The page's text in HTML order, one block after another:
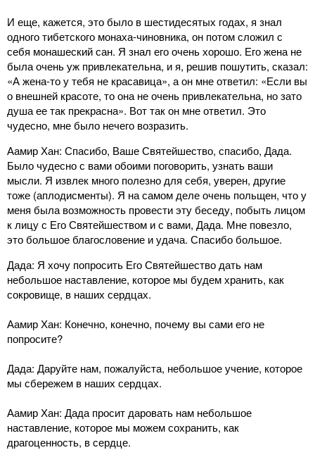
И еще, кажется, это было в шестидесятых годах, я знал
одного тибетского монаха-чиновника, он потом сложил с
себя монашеский сан. Я знал его очень хорошо. Его жена не
была очень уж привлекательна, и я, решив пошутить, сказал:
«А жена-то у тебя не красавица», а он мне ответил: «Если вы
о внешней красоте, то она не очень привлекательна, но зато
душа ее так прекрасна». Вот так он мне ответил. Это
чудесно, мне было нечего возразить.
Аамир Хан: Спасибо, Ваше Святейшество, спасибо, Дада.
Было чудесно с вами обоими поговорить, узнать ваши
мысли. Я извлек много полезно для себя, уверен, другие
тоже (аплодисменты). Я на самом деле очень польщен, что у
меня была возможность провести эту беседу, побыть лицом
к лицу с Его Святейшеством и с вами, Дада. Мне повезло,
это большое благословение и удача. Спасибо большое.
Дада: Я хочу попросить Его Святейшество дать нам
небольшое наставление, которое мы будем хранить, как
сокровище, в наших сердцах.
Аамир Хан: Конечно, конечно, почему вы сами его не
попросите?
Дада: Даруйте нам, пожалуйста, небольшое учение, которое
мы сбережем в наших сердцах.
Аамир Хан: Дада просит даровать нам небольшое
наставление, которое мы можем сохранить, как
драгоценность, в сердце.